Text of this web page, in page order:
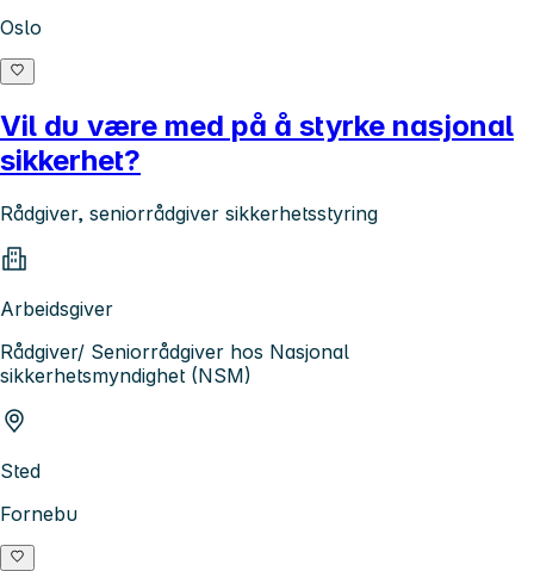
Oslo
Vil du være med på å styrke nasjonal
sikkerhet?
Rådgiver, seniorrådgiver sikkerhetsstyring
Arbeidsgiver
Rådgiver/ Seniorrådgiver hos Nasjonal
sikkerhetsmyndighet (NSM)
Sted
Fornebu